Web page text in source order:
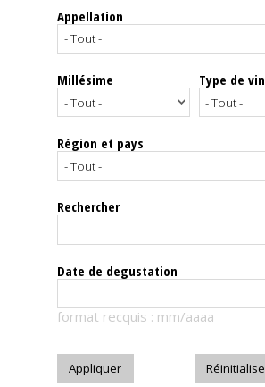
Spiritueux
Notes
dégustation
Le
magazine
Télécharger
Appellation
Millésime Type de vin
Région et pays
Rechercher
Date de degustation
format recquis : mm/aaaa